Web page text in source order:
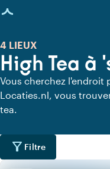
chargée
High Tea à
4 LIEUX
Vous cherchez l'endroit
Locaties.nl, vous
tea.
filter_alt Filtre